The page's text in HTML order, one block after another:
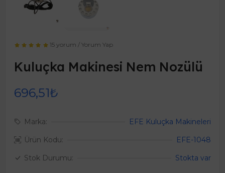
15 yorum /Yorum Yap
Kuluçka Makinesi Nem Nozülü
696,51₺
Marka:
EFE Kuluçka Makineleri
Ürün Kodu:
EFE-1048
Stok Durumu:
Stokta var